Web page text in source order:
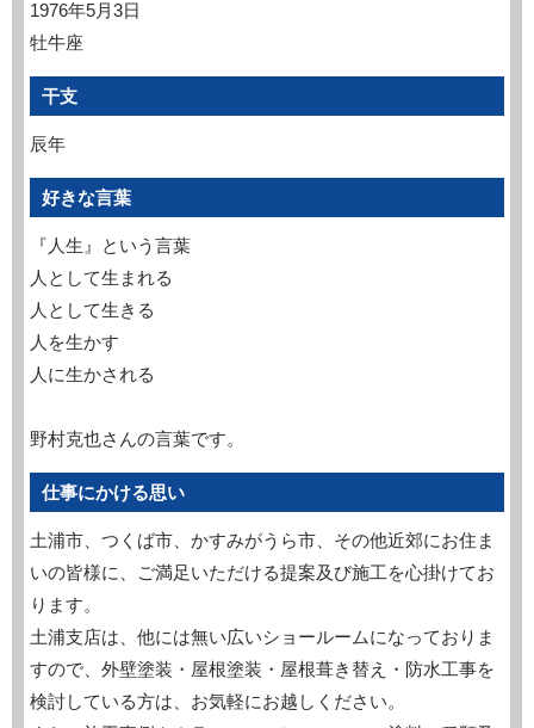
1976年5月3日
牡牛座
干支
辰年
好きな言葉
『人生』という言葉
人として生まれる
人として生きる
人を生かす
人に生かされる
野村克也さんの言葉です。
仕事にかける思い
土浦市、つくば市、かすみがうら市、その他近郊にお住ま
いの皆様に、ご満足いただける提案及び施工を心掛けてお
ります。
土浦支店は、他には無い広いショールームになっておりま
すので、外壁塗装・屋根塗装・屋根葺き替え・防水工事を
検討している方は、お気軽にお越しください。